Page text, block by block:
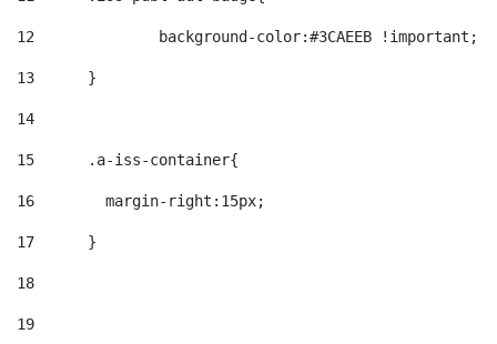
12
		background-color:#3CAEEB !important;
13
	}
14
15
	.a-iss-container{
16
	  margin-right:15px;
17
	}
18
19